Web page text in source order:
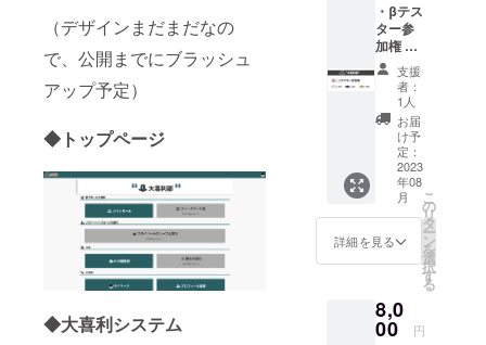
（デザインまだまだなの
で、公開までにブラッシュ
アップ予定）
◆トップページ
◆大喜利システム
・βテス
ター参
加権 ・
色座布
団
（白、
黒、
金）各
30枚 ※
詳細に
ついて
は本文
の「リ
ターン
につい
くださ
い
支援
者：
1人
お届
け予
定：
2023
年08
月
詳細を見る
こ
の
リ
タ
ー
ン
を
選
択
す
る
8,0
00 円